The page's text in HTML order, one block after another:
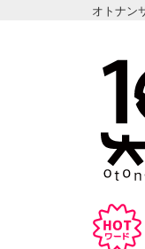
オトナン